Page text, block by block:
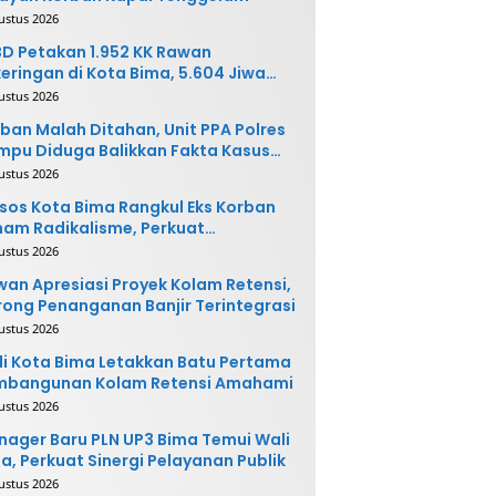
2026
Petakan 1.952 KK Rawan
di Kota Bima, 5.604 Jiwa
Terdampak
2026
Malah Ditahan, Unit PPA Polres
Diduga Balikkan Fakta Kasus
2026
Kota Bima Rangkul Eks Korban
Radikalisme, Perkuat
Sosial
2026
Apresiasi Proyek Kolam Retensi,
Penanganan Banjir Terintegrasi
2026
Kota Bima Letakkan Batu Pertama
Kolam Retensi Amahami
2026
Baru PLN UP3 Bima Temui Wali
Perkuat Sinergi Pelayanan Publik
2026